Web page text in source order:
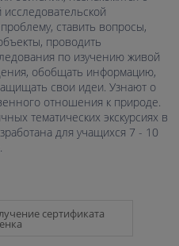
ставить вопросы,
проводить
по изучению живой
обобщать информацию,
свои идеи. Узнают о
отношения к природе.
тематических экскурсиях в
для учащихся 7 - 10
сертификата